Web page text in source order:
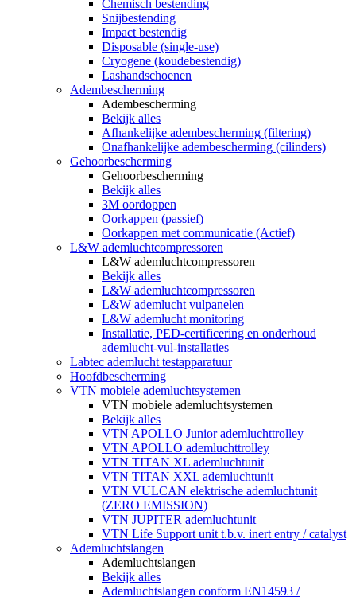
Chemisch bestending
Snijbestending
Impact bestendig
Disposable (single-use)
Cryogene (koudebestendig)
Lashandschoenen
Adembescherming
Adembescherming
Bekijk alles
Afhankelijke adembescherming (filtering)
Onafhankelijke adembescherming (cilinders)
Gehoorbescherming
Gehoorbescherming
Bekijk alles
3M oordoppen
Oorkappen (passief)
Oorkappen met communicatie (Actief)
L&W ademluchtcompressoren
L&W ademluchtcompressoren
Bekijk alles
L&W ademluchtcompressoren
L&W ademlucht vulpanelen
L&W ademlucht monitoring
Installatie, PED-certificering en onderhoud
ademlucht-vul-installaties
Labtec ademlucht testapparatuur
Hoofdbescherming
VTN mobiele ademluchtsystemen
VTN mobiele ademluchtsystemen
Bekijk alles
VTN APOLLO Junior ademluchttrolley
VTN APOLLO ademluchttrolley
VTN TITAN XL ademluchtunit
VTN TITAN XXL ademluchtunit
VTN VULCAN elektrische ademluchtunit
(ZERO EMISSION)
VTN JUPITER ademluchtunit
VTN Life Support unit t.b.v. inert entry / catalyst
Ademluchtslangen
Ademluchtslangen
Bekijk alles
Ademluchtslangen conform EN14593 /